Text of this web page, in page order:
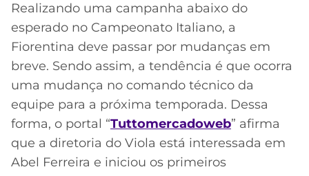
CÓDIGO
DE
INDICAÇÃO
BET365
CÓDIGO
BETANO
MELHORES
APPS
CORINTHIANS
SÃO
PAULO
SANTOS
FLAMENGO
LIBERTADORES
COPA
DO
BRASIL
PREMIER
LEAGUE
MERCADO
DA
BOLA
PALPITES
Realizando uma campanha abaixo do
esperado no Campeonato Italiano, a
Fiorentina deve passar por mudanças em
breve. Sendo assim, a tendência é que ocorra
uma mudança no comando técnico da
equipe para a próxima temporada. Dessa
forma, o portal “Tuttomercadoweb” afirma
que a diretoria do Viola está interessada em
Abel Ferreira e iniciou os primeiros